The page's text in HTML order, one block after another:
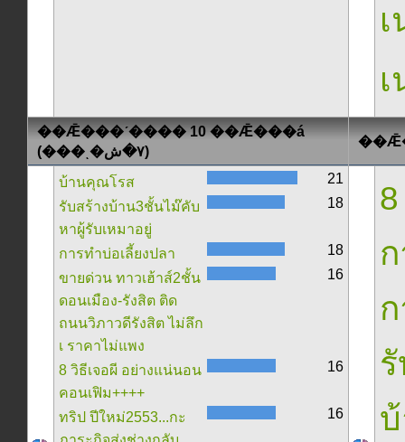
เ
เ
��Ǣ���ʹ���� 10 ��Ǣ���á
(���ͺ�٧�ش)
บ้านคุณโรส
21
รับสร้างบ้าน3ชั้นไม๊คับ
หาผู้รับเหมาอยู่
18
การทำบ่อเลี้ยงปลา
18
ขายด่วน ทาวเฮ้าส์2ชั้น
ดอนเมือง-รังสิต ติด
ถนนวิภาวดีรังสิต ไม่ลึก
เ ราคาไม่แพง
16
8 วิธีเจอผี อย่างแน่นอน
คอนเฟิม++++
16
ทริป ปีใหม่2553...กะ
16